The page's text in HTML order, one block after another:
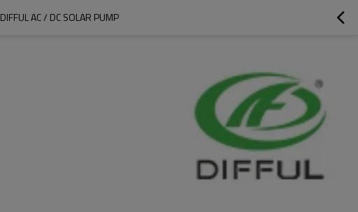
DIFFUL AC / DC SOLAR PUMP مضخة تعمل بالطاقة الشمسية مملوءة بالمياه مع مزود مضخة مياه شمسية محمية S / S